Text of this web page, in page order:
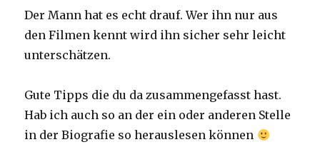
Der Mann hat es echt drauf. Wer ihn nur aus
den Filmen kennt wird ihn sicher sehr leicht
unterschätzen.
Gute Tipps die du da zusammengefasst hast.
Hab ich auch so an der ein oder anderen Stelle
in der Biografie so herauslesen können